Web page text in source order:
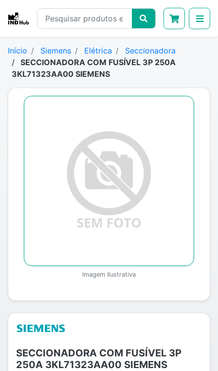
Início Siemens Elétrica
Seccionadora
SECCIONADORA COM FUSÍVEL 3P 250A
3KL71323AA00 SIEMENS
Imagem Ilustrativa
SECCIONADORA COM FUSÍVEL 3P
250A 3KL71323AA00 SIEMENS